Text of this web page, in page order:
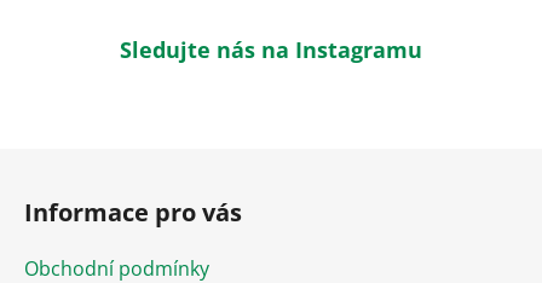
Sledujte nás na Instagramu
Informace pro vás
Obchodní podmínky